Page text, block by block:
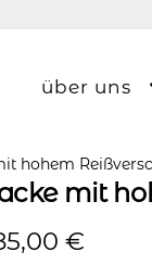
über uns
hohem
mit
€